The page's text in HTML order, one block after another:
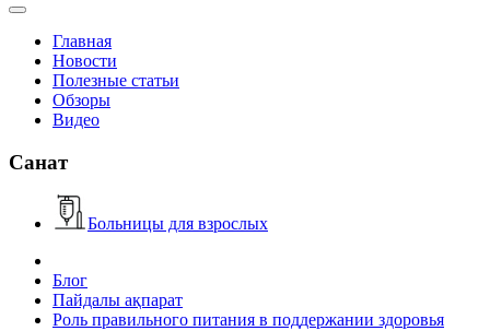
Главная
Новости
Полезные статьи
Обзоры
Видео
Санат
Больницы для взрослых
Блог
Пайдалы ақпарат
Роль правильного питания в поддержании здоровья